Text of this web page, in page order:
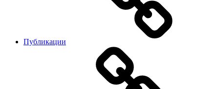
Публикации